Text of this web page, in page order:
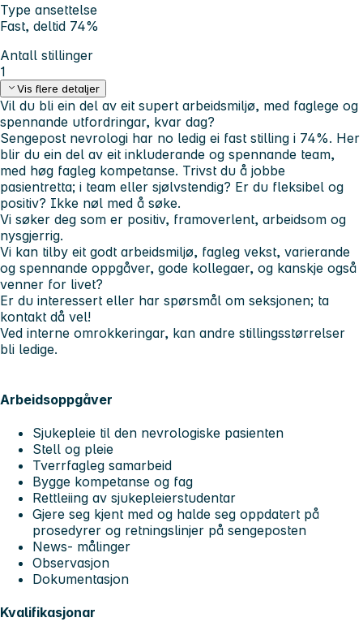
Type ansettelse
Fast, deltid 74%
Antall stillinger
1
Vis flere detaljer
Vil du bli ein del av eit supert arbeidsmiljø, med faglege og
spennande utfordringar, kvar dag?
Sengepost nevrologi har no ledig ei fast stilling i 74%. Her
blir du ein del av eit inkluderande og spennande team,
med høg fagleg kompetanse. Trivst du å jobbe
pasientretta; i team eller sjølvstendig? Er du fleksibel og
positiv? Ikke nøl med å søke.
Vi søker deg som er positiv, framoverlent, arbeidsom og
nysgjerrig.
Vi kan tilby eit godt arbeidsmiljø, fagleg vekst, varierande
og spennande oppgåver, gode kollegaer, og kanskje også
venner for livet?
Er du interessert eller har spørsmål om seksjonen; ta
kontakt då vel!
Ved interne omrokkeringar, kan andre stillingsstørrelser
bli ledige.
Arbeidsoppgåver
Sjukepleie til den nevrologiske pasienten
Stell og pleie
Tverrfagleg samarbeid
Bygge kompetanse og fag
Rettleiing av sjukepleierstudentar
Gjere seg kjent med og halde seg oppdatert på
prosedyrer og retningslinjer på sengeposten
News- målinger
Observasjon
Dokumentasjon
Kvalifikasjonar